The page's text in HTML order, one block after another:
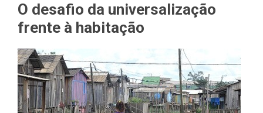
O desafio da universalização
frente à habitação